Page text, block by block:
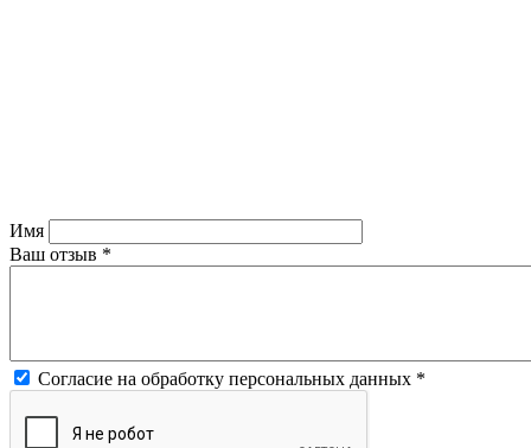
Имя
Ваш отзыв *
Согласие на обработку персональных данных *